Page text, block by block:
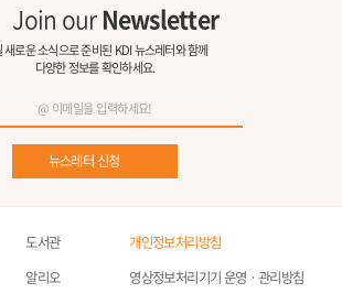
Join ourNewsletter
새로운 소식으로 준비된 KDI 뉴스레터와 함께
다양한 정보를 확인하세요.
뉴스레터 신청
도서관
알리오
개인정보처리방침
영상정보처리기기 운영ㆍ관리방침